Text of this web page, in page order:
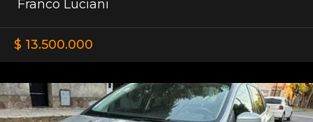
Franco Luciani
$ 13.500.000